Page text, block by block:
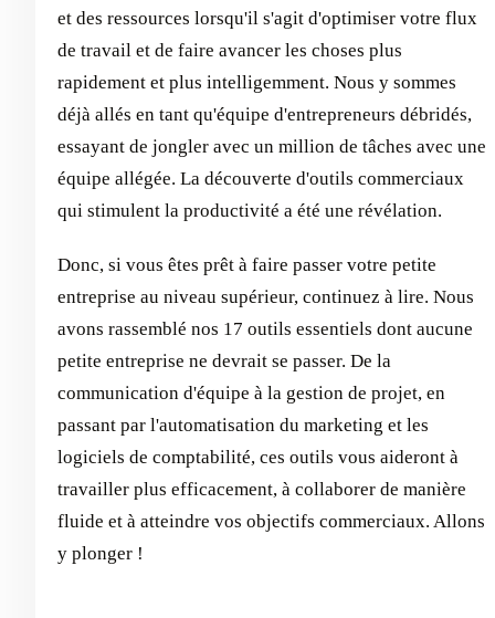
et des ressources lorsqu'il s'agit d'optimiser votre flux
de travail et de faire avancer les choses plus
rapidement et plus intelligemment. Nous y sommes
déjà allés en tant qu'équipe d'entrepreneurs débridés,
essayant de jongler avec un million de tâches avec une
équipe allégée. La découverte d'outils commerciaux
qui stimulent la productivité a été une révélation.
Donc, si vous êtes prêt à faire passer votre petite
entreprise au niveau supérieur, continuez à lire. Nous
avons rassemblé nos 17 outils essentiels dont aucune
petite entreprise ne devrait se passer. De la
communication d'équipe à la gestion de projet, en
passant par l'automatisation du marketing et les
logiciels de comptabilité, ces outils vous aideront à
travailler plus efficacement, à collaborer de manière
fluide et à atteindre vos objectifs commerciaux. Allons
y plonger !